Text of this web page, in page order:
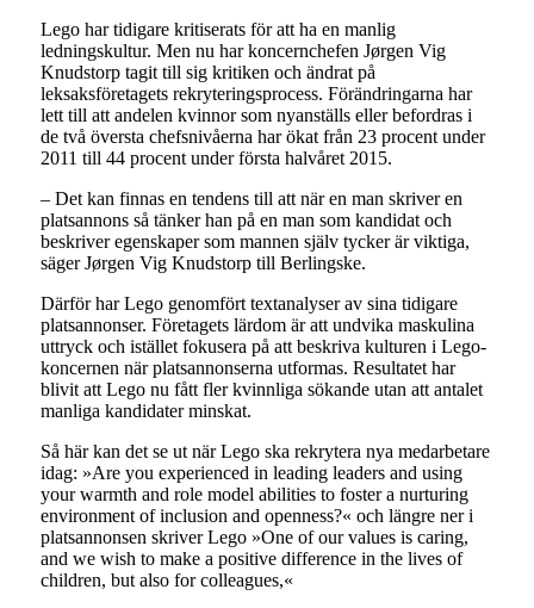
Lego har tidigare kritiserats för att ha en manlig
ledningskultur. Men nu har koncernchefen Jørgen Vig
Knudstorp tagit till sig kritiken och ändrat på
leksaksföretagets rekryteringsprocess. Förändringarna har
lett till att andelen kvinnor som nyanställs eller befordras i
de två översta chefsnivåerna har ökat från 23 procent under
2011 till 44 procent under första halvåret 2015.
– Det kan finnas en tendens till att när en man skriver en
platsannons så tänker han på en man som kandidat och
beskriver egenskaper som mannen själv tycker är viktiga,
säger Jørgen Vig Knudstorp till Berlingske.
Därför har Lego genomfört textanalyser av sina tidigare
platsannonser. Företagets lärdom är att undvika maskulina
uttryck och istället fokusera på att beskriva kulturen i Lego-
koncernen när platsannonserna utformas. Resultatet har
blivit att Lego nu fått fler kvinnliga sökande utan att antalet
manliga kandidater minskat.
Så här kan det se ut när Lego ska rekrytera nya medarbetare
idag: »Are you experienced in leading leaders and using
your warmth and role model abilities to foster a nurturing
environment of inclusion and openness?« och längre ner i
platsannonsen skriver Lego »One of our values is caring,
and we wish to make a positive difference in the lives of
children, but also for colleagues,«